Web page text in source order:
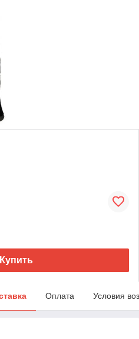
Купить
Оплата Условия